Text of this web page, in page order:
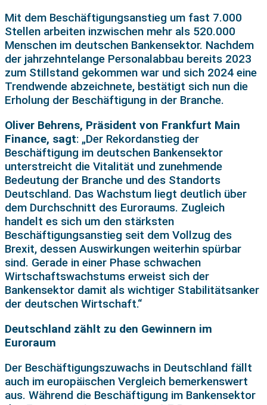
Mit dem Beschäftigungsanstieg um fast 7.000
Stellen arbeiten inzwischen mehr als 520.000
Menschen im deutschen Bankensektor. Nachdem
der jahrzehntelange Personalabbau bereits 2023
zum Stillstand gekommen war und sich 2024 eine
Trendwende abzeichnete, bestätigt sich nun die
Erholung der Beschäftigung in der Branche.
Oliver Behrens, Präsident von Frankfurt Main
Finance, sagt: „Der Rekordanstieg der
Beschäftigung im deutschen Bankensektor
unterstreicht die Vitalität und zunehmende
Bedeutung der Branche und des Standorts
Deutschland. Das Wachstum liegt deutlich über
dem Durchschnitt des Euroraums. Zugleich
handelt es sich um den stärksten
Beschäftigungsanstieg seit dem Vollzug des
Brexit, dessen Auswirkungen weiterhin spürbar
sind. Gerade in einer Phase schwachen
Wirtschaftswachstums erweist sich der
Bankensektor damit als wichtiger Stabilitätsanker
der deutschen Wirtschaft.“
Deutschland zählt zu den Gewinnern im
Euroraum
Der Beschäftigungszuwachs in Deutschland fällt
auch im europäischen Vergleich bemerkenswert
aus. Während die Beschäftigung im Bankensektor